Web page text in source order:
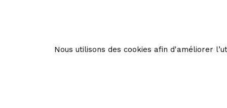
Nous utilisons des cookies afin d'améliorer